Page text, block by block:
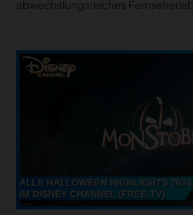
abwechslungsreiches